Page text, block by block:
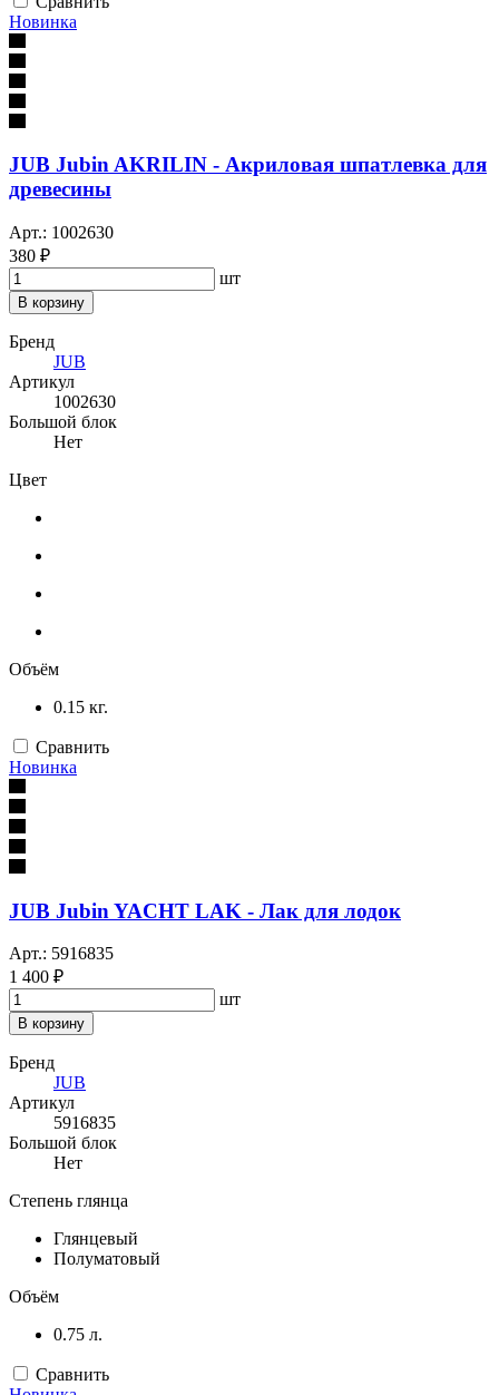
Новинка
JUB Jubin AKRILIN - Акриловая шпатлевка для
древесины
Арт.: 1002630
380 ₽
шт
В корзину
Бренд
JUB
Артикул
1002630
Большой блок
Нет
Цвет
Объём
0.15 кг.
Сравнить
Новинка
JUB Jubin YACHT LAK - Лак для лодок
Арт.: 5916835
1 400 ₽
шт
В корзину
Бренд
JUB
Артикул
5916835
Большой блок
Нет
Степень глянца
Глянцевый
Полуматовый
Объём
0.75 л.
Сравнить